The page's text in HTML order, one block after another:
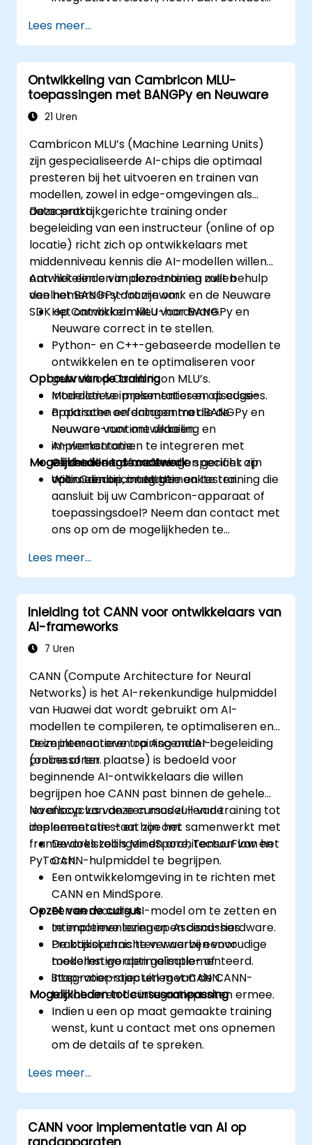
Lees meer...
Ontwikkeling van Cambricon MLU-
toepassingen met BANGPy en Neuware
21 Uren
Cambricon MLU’s (Machine Learning Units)
zijn gespecialiseerde AI-chips die optimaal
presteren bij het uitvoeren en trainen van
modellen, zowel in edge-omgevingen als
datacentra.
Deze praktijkgerichte training onder
begeleiding van een instructeur (online of op
locatie) richt zich op ontwikkelaars met
middenniveau kennis die AI-modellen willen
ontwikkelen en implementeren met behulp
van het BANGPy-framework en de Neuware
SDK op Cambricon MLU-hardware.
Aan het einde van deze training zullen
deelnemers in staat zijn om:
Het ontwikkelmilieu voor BANGPy en
Neuware correct in te stellen.
Python- en C++-gebaseerde modellen te
ontwikkelen en te optimaliseren voor
gebruik op Cambricon MLU’s.
Modellen te implementeren op edge-
apparaten en datacentra die de
Neuware-runtime draaien.
AI-werkstromen te integreren met
versnelleringsfuncties die specifiek zijn
voor Cambricon MLU’s.
Opbouw van de training
Interactieve presentaties en discussies.
Praktische oefeningen met BANGPy en
Neuware voor ontwikkeling en
implementatie.
Gedetailleerde oefeningen gericht op
optimalisatie, integratie en testen.
Mogelijkheden tot maatwerk
Wilt u een op maat gemaakte training die
aansluit bij uw Cambricon-apparaat of
toepassingsdoel? Neem dan contact met
ons op om de mogelijkheden te
Lees meer...
Inleiding tot CANN voor ontwikkelaars van
AI-frameworks
7 Uren
CANN (Compute Architecture for Neural
Networks) is het AI-rekenkundige hulpmiddel
van Huawei dat wordt gebruikt om AI-
modellen te compileren, te optimaliseren en
te implementeren op Ascend AI-
processoren.
Deze interactieve training onder begeleiding
(online of ter plaatse) is bedoeld voor
beginnende AI-ontwikkelaars die willen
begrijpen hoe CANN past binnen de gehele
levenscyclus van een model – van training tot
implementatie – en hoe het samenwerkt met
frameworks zoals MindSpore, TensorFlow en
PyTorch.
Na afloop van deze cursus zullen de
deelnemers in staat zijn om:
De doelstellingen en architectuur van het
CANN-hulpmiddel te begrijpen.
Een ontwikkelomgeving in te richten met
CANN en MindSpore.
Een eenvoudig AI-model om te zetten en
te implementeren op Ascend-hardware.
De basiskennis te verwerven voor
toekomstige optimalisatie- of
integratieprojecten met CANN.
Opzet van de cursus
Interactieve lezingen en discussies.
Praktijkopdrachten waarbij eenvoudige
modellen worden geïmplementeerd.
Stap-voor-stap uitleg van de CANN-
toolchain en de integratiepunten ermee.
Mogelijkheden tot cursusaanpassing
Indien u een op maat gemaakte training
wenst, kunt u contact met ons opnemen
om de details af te spreken.
Lees meer...
CANN voor implementatie van AI op